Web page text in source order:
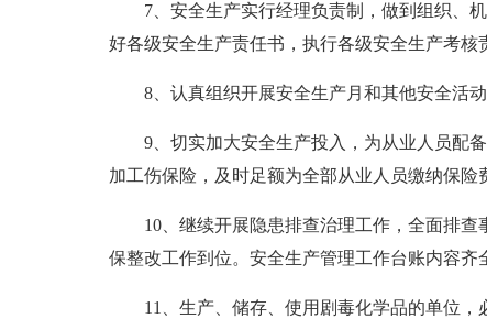
7、安全生产实行经理负责制，做到组织、
好各级安全生产责任书，执行各级安全生产考核
8、认真组织开展安全生产月和其他安全活
9、切实加大安全生产投入，为从业人员配
加工伤保险，及时足额为全部从业人员缴纳保险
10、继续开展隐患排查治理工作，全面排
保整改工作到位。安全生产管理工作台账内容齐
11、生产、储存、使用剧毒化学品的单位